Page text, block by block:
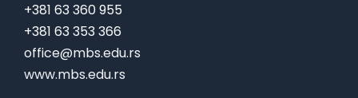
+381 63 360 955
+381 63 353 366
office@mbs.edu.rs
www.mbs.edu.rs